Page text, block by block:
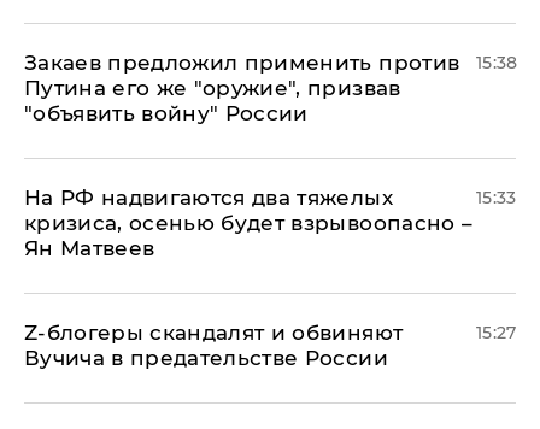
Закаев предложил применить против
Путина его же "оружие", призвав
"объявить войну" России
15:38
На РФ надвигаются два тяжелых
кризиса, осенью будет взрывоопасно –
Ян Матвеев
15:33
Z-блогеры скандалят и обвиняют
Вучича в предательстве России
15:27